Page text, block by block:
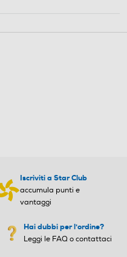
livelli di zoom
grazie alla
AI Zoom.
WLAN
Iscriviti a Star Club
accumula punti e
vantaggi
Hai dubbi per l'ordine?
Leggi le FAQ o contattaci